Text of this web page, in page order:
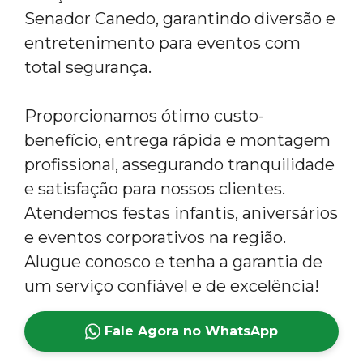
Senador Canedo, garantindo diversão e
entretenimento para eventos com
total segurança.
Proporcionamos ótimo custo-
benefício, entrega rápida e montagem
profissional, assegurando tranquilidade
e satisfação para nossos clientes.
Atendemos festas infantis, aniversários
e eventos corporativos na região.
Alugue conosco e tenha a garantia de
um serviço confiável e de excelência!
Fale Agora no WhatsApp